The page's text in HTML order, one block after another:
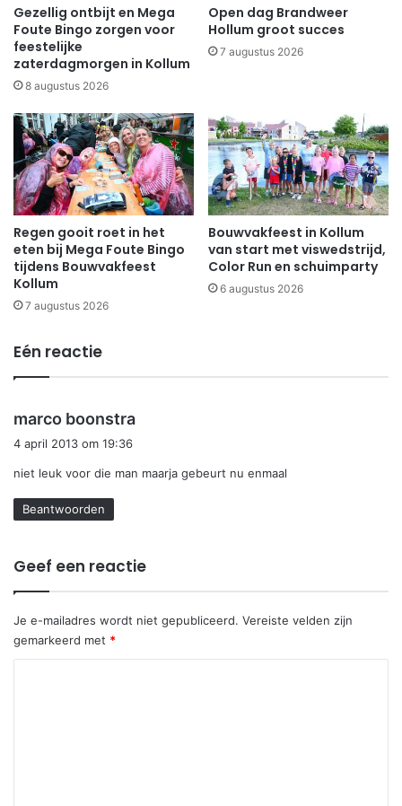
Gezellig ontbijt en Mega
Foute Bingo zorgen voor
feestelijke
zaterdagmorgen in Kollum
8 augustus 2026
Open dag Brandweer
Hollum groot succes
7 augustus 2026
Regen gooit roet in het
eten bij Mega Foute Bingo
tijdens Bouwvakfeest
Kollum
7 augustus 2026
Bouwvakfeest in Kollum
van start met viswedstrijd,
Color Run en schuimparty
6 augustus 2026
Eén reactie
marco boonstra
r
:
4 april 2013 om 19:36
niet leuk voor die man maarja gebeurt nu enmaal
Beantwoorden
Geef een reactie
Je e-mailadres wordt niet gepubliceerd. Vereiste velden zijn
gemarkeerd met *